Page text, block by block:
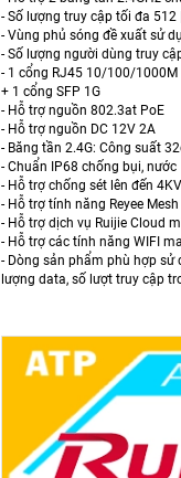
- Số lượng truy cập tối đa 512
- Vùng phủ sóng đề xuất sử
- Số lượng người dùng truy
- 1 cổng RJ45 10/100/1000M
+ 1 cổng SFP 1G
- Hỗ trợ nguồn 802.3at PoE
- Hỗ trợ nguồn DC 12V 2A
- Băng tần 2.4G: Công suất
- Chuẩn IP68 chống bụi, nước
- Hỗ trợ chống sét lên đến 4KV
- Hỗ trợ tính năng Reyee Mesh
- Hỗ trợ dịch vụ Ruijie Cloud
- Hỗ trợ các tính năng WIFI
- Dòng sản phẩm phù hợp sử
lượng data, số lượt truy cập